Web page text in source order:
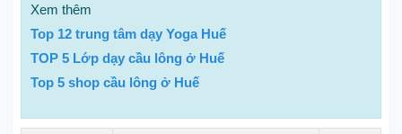
Xem thêm
Top 12 trung tâm dạy Yoga Huế
TOP 5 Lớp dạy cầu lông ở Huế
Top 5 shop cầu lông ở Huế